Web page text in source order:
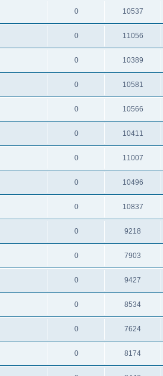
0 10537
0 11056
0 10389
0 10581
0 10566
0 10411
0 11007
0 10496
0 10837
0 9218
0 7903
0 9427
0 8534
0 7624
0 8174